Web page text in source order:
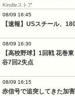
Kindleストア
08/09 16:45
【速報】USスチール、
08/09 16:30
【高校野球】1回戦 花巻
谷7回2失点
08/09 16:15
赤信号で追突してきた加